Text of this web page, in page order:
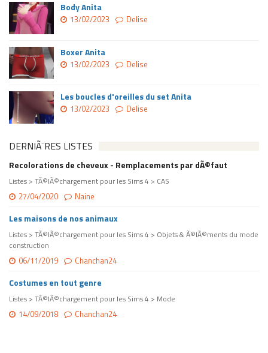
Body Anita
13/02/2023 Delise
Boxer Anita
13/02/2023 Delise
Les boucles d'oreilles du set Anita
13/02/2023 Delise
DERNIÃ¨RES LISTES
Recolorations de cheveux - Remplacements par dÃ©faut
Listes > TÃ©lÃ©chargement pour les Sims 4 > CAS
27/04/2020 Naine
Les maisons de nos animaux
Listes > TÃ©lÃ©chargement pour les Sims 4 > Objets & Ã©lÃ©ments du mode
construction
06/11/2019 Chanchan24
Costumes en tout genre
Listes > TÃ©lÃ©chargement pour les Sims 4 > Mode
14/09/2018 Chanchan24